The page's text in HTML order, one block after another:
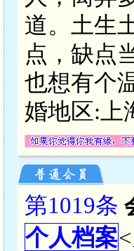
道。土生
点，缺点
也想有个
婚地区:上
第1019条
个人档案<